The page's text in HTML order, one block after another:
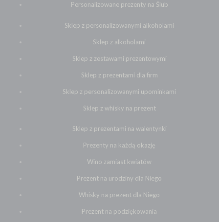
Personalizowane prezenty na Ślub
Sklep z personalizowanymi alkoholami
Sklep z alkoholami
Sklep z zestawami prezentowymi
Sklep z prezentami dla firm
Sklep z personalizowanymi upominkami
Sklep z whisky na prezent
Sklep z prezentami na walentynki
Prezenty na każdą okazję
Wino zamiast kwiatów
Prezent na urodziny dla Niego
Whisky na prezent dla Niego
Prezent na podziękowania